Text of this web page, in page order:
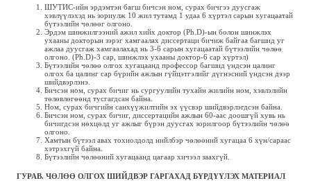
ШУТИС-ийн эрдэмтэн багш бичсэн ном, сурах бичгээ дуусгаж
хэвлүүлэхэд нь зориулж 10 жил тутамд 1 удаа 6 хүртэл сарын хугацаатай
бүтээлийн чөлөөг олгоно.
Эрдэм шинжилгээний ажил хийх доктор (Ph.D)-ын болон шинжлэх
ухааны докторын зэрэг хамгаалах диссертаци бичиж байгаа багшид уг
ажлаа дуусгаж хамгаалахад нь 3-6 сарын хугацаатай бүтээлийн чөлөө
олгоно. (Ph.D)-3 сар, шинжлэх ухааны доктор-6 сар хүртэл)
Бүтээлийн чөлөө олгох хугацаанд профессор багшид үндсэн цалинг
олгох ба цалинг сар бүрийн ажлын гүйцэтгэлийг дүгнэсний үндсэн дээр
шийдвэрлэнэ.
Бичсэн ном, сурах бичиг нь сургуулийн тухайн жилийн ном, хэвлэлийн
төлөвлөгөөнд тусгагдсан байна.
Ном, сурах бичгийн санхүүжилтийн эх үүсвэр шийдвэрлэгдсэн байна.
Бичсэн ном, сурах бичиг, диссертацийн ажлын 60-аас доошгүй хувь нь
бичигдсэн нөхцөлд уг ажлыг бүрэн дуусгах зорилгоор бүтээлийн чөлөө
олгоно.
Хамтын бүтээл авах тохиолдолд нийлбэр чөлөөний хугацаа 6 хүн/сараас
хэтрэхгүй байна.
Бүтээлийн чөлөөний хугацаанд цагаар хичээл заахгүй.
ГУРАВ. ЧӨЛӨӨ ОЛГОХ ШИЙДВЭР ГАРГАХАД БҮРДҮҮЛЭХ МАТЕРИАЛ